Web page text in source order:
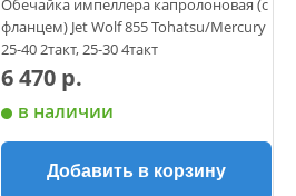
Обечайка импеллера капролоновая (с
фланцем) Jet Wolf 855 Tohatsu/Mercury
25-40 2такт, 25-30 4такт
6 470 р.
в наличии
Добавить в корзину